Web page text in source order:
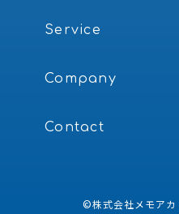
Service
Company
Contact
©株式会社メモアカ